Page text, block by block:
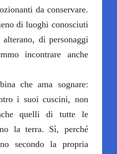
da conservare.
di luoghi conosciuti
di personaggi
incontrare anche
che ama sognare:
i suoi cuscini, non
quelli di tutte le
la terra. Sì, perché
secondo la propria